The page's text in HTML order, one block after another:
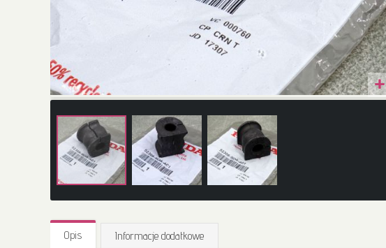
na
początek
Opis Informacje dodatkowe